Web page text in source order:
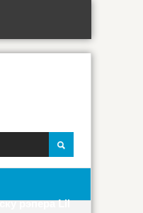
рэпера Lil